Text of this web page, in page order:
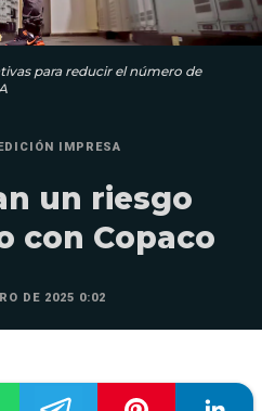
para reducir el número de
IMPRESA
un riesgo
con Copaco
DE 2025 0:02